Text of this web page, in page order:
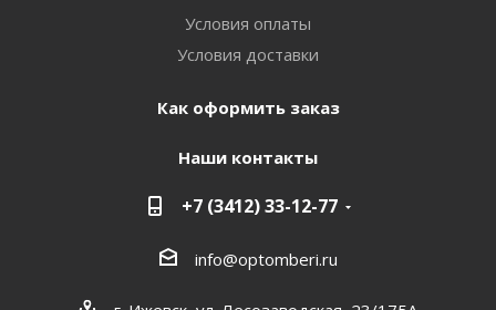
Условия оплаты
Условия доставки
Как оформить заказ
Наши контакты
+7 (3412) 33-12-77
info@optomberi.ru